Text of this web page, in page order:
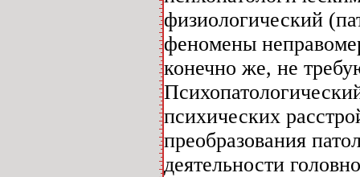
физиологический
феномены
конечно же, не
психических
преобразования
деятельности